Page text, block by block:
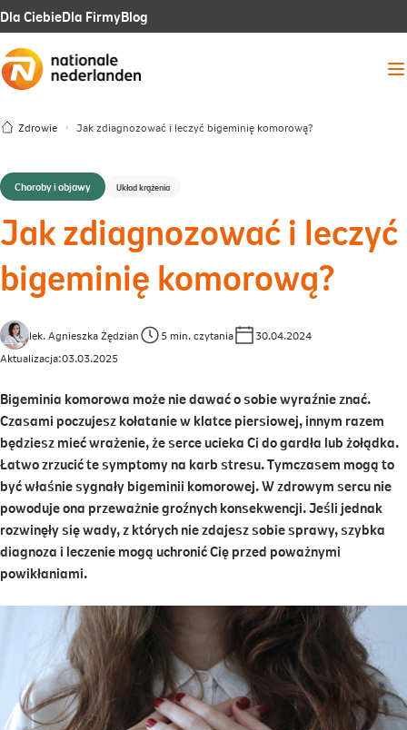
Dla CiebieLink
się
karcie
Dla FirmyLink
się
Blog
Zdrowie Jak zdiagnozować i leczyć bigeminię komorową?
Choroby i objawy Układ krążenia
Jak zdiagnozować i leczyć
bigeminię komorową?
lek. Agnieszka Żędzian 5 min. czytania
30.04.2024
Aktualizacja:03.03.2025
Bigeminia komorowa może nie dawać o sobie wyraźnie znać.
Czasami poczujesz kołatanie w klatce piersiowej, innym razem
będziesz mieć wrażenie, że serce ucieka Ci do gardła lub żołądka.
Łatwo zrzucić te symptomy na karb stresu. Tymczasem mogą to
być właśnie sygnały bigeminii komorowej. W zdrowym sercu nie
powoduje ona przeważnie groźnych konsekwencji. Jeśli jednak
rozwinęły się wady, z których nie zdajesz sobie sprawy, szybka
diagnoza i leczenie mogą uchronić Cię przed poważnymi
powikłaniami.